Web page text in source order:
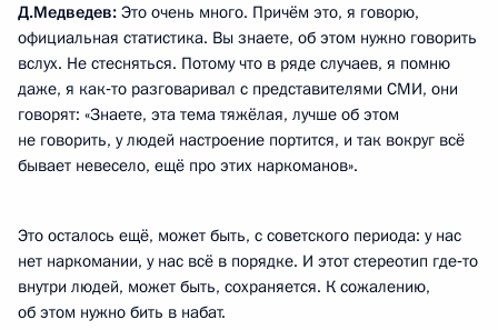
Д.Медведев: Это очень много. Причём это, я говорю,
официальная статистика. Вы знаете, об этом нужно говорить
вслух. Не стесняться. Потому что в ряде случаев, я помню
даже, я как‑то разговаривал с представителями СМИ, они
говорят: «Знаете, эта тема тяжёлая, лучше об этом
не говорить, у людей настроение портится, и так вокруг всё
бывает невесело, ещё про этих наркоманов».
Это осталось ещё, может быть, с советского периода: у нас
нет наркомании, у нас всё в порядке. И этот стереотип где‑то
внутри людей, может быть, сохраняется. К сожалению,
об этом нужно бить в набат.